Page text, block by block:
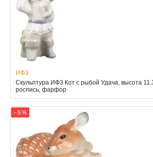
ИФЗ
Скульптура ИФЗ Кот с рыбой Удача, высота
роспись, фарфор
− 5 %